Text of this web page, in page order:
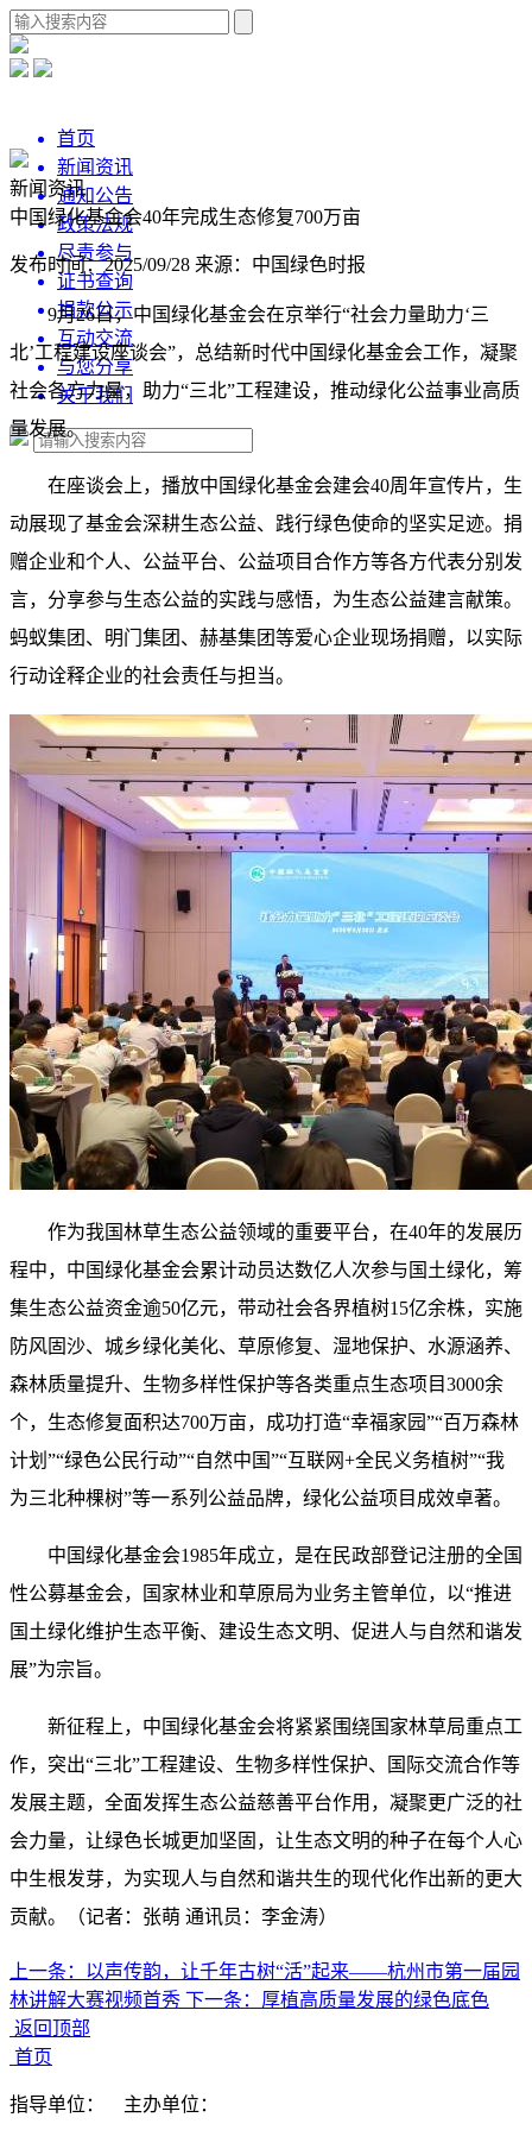
首页
新闻资讯
通知公告
政策法规
尽责参与
证书查询
捐款公示
互动交流
与您分享
关于我们
新闻资讯
中国绿化基金会40年完成生态修复700万亩
发布时间：2025/09/28 来源：中国绿色时报
9月26日，中国绿化基金会在京举行“社会力量助力‘三
北’工程建设座谈会”，总结新时代中国绿化基金会工作，凝聚
社会各方力量，助力“三北”工程建设，推动绿化公益事业高质
量发展。
在座谈会上，播放中国绿化基金会建会40周年宣传片，生
动展现了基金会深耕生态公益、践行绿色使命的坚实足迹。捐
赠企业和个人、公益平台、公益项目合作方等各方代表分别发
言，分享参与生态公益的实践与感悟，为生态公益建言献策。
蚂蚁集团、明门集团、赫基集团等爱心企业现场捐赠，以实际
行动诠释企业的社会责任与担当。
作为我国林草生态公益领域的重要平台，在40年的发展历
程中，中国绿化基金会累计动员达数亿人次参与国土绿化，筹
集生态公益资金逾50亿元，带动社会各界植树15亿余株，实施
防风固沙、城乡绿化美化、草原修复、湿地保护、水源涵养、
森林质量提升、生物多样性保护等各类重点生态项目3000余
个，生态修复面积达700万亩，成功打造“幸福家园”“百万森林
计划”“绿色公民行动”“自然中国”“互联网+全民义务植树”“我
为三北种棵树”等一系列公益品牌，绿化公益项目成效卓著。
中国绿化基金会1985年成立，是在民政部登记注册的全国
性公募基金会，国家林业和草原局为业务主管单位，以“推进
国土绿化维护生态平衡、建设生态文明、促进人与自然和谐发
展”为宗旨。
新征程上，中国绿化基金会将紧紧围绕国家林草局重点工
作，突出“三北”工程建设、生物多样性保护、国际交流合作等
发展主题，全面发挥生态公益慈善平台作用，凝聚更广泛的社
会力量，让绿色长城更加坚固，让生态文明的种子在每个人心
中生根发芽，为实现人与自然和谐共生的现代化作出新的更大
贡献。（记者：张萌 通讯员：李金涛）
上一条： 以声传韵，让千年古树“活”起来——杭州市第一届园
林讲解大赛视频首秀 下一条： 厚植高质量发展的绿色底色
返回顶部
首页
指导单位： 主办单位：